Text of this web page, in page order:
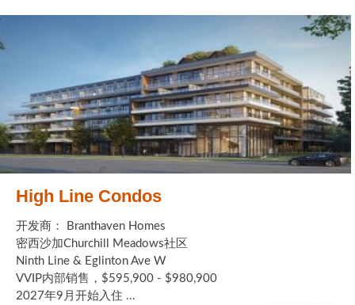
High Line Condos
开发商： Branthaven Homes
密西沙加Churchill Meadows社区
Ninth Line & Eglinton Ave W
VVIP内部销售，$595,900 - $980,900
2027年9月开始入住 ...